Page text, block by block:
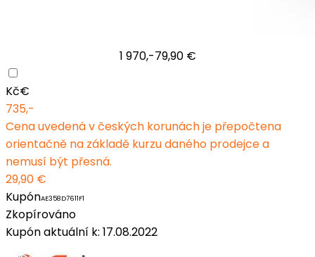
1 970,-79,90 €
Kč€
735,-
Cena uvedená v českých korunách je přepočtena
orientačně na základě kurzu daného prodejce a
nemusí být přesná.
29,90 €
KupónAE358D7611F1
Zkopírováno
Kupón aktuální k: 17.08.2022